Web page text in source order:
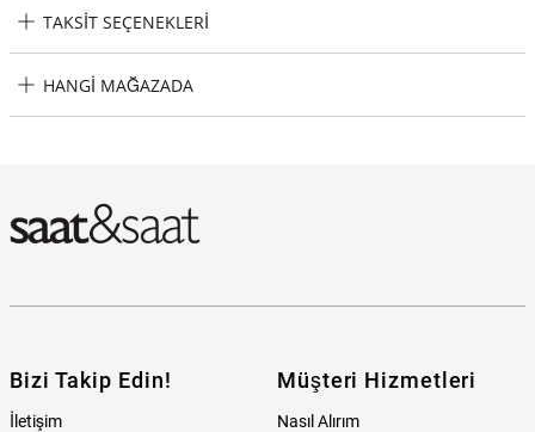
TAKSIT SEÇENEKLERI
HANGI MAĞAZADA
Bizi Takip Edin!
İletişim
Müşteri Hizmetleri
Nasıl Alırım